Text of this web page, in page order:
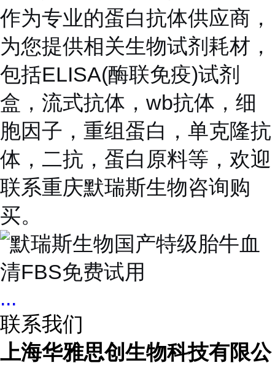
作为专业的蛋白抗体供应商，
为您提供相关生物试剂耗材，
包括ELISA(酶联免疫)试剂
盒，流式抗体，wb抗体，细
胞因子，重组蛋白，单克隆抗
体，二抗，蛋白原料等，欢迎
联系重庆默瑞斯生物咨询购
买。
...
联系我们
上海华雅思创生物科技有限公